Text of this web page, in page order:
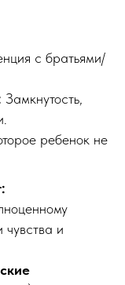
с братьями/
Замкнутость,
ребенок не
чувства и